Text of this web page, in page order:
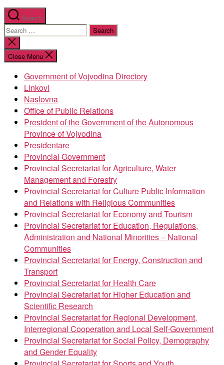
Search
Search
for:
Close
search
Close Menu
Government of Vojvodina Directory
Linkovi
Naslovna
Office of Public Relations
President of the Government of the Autonomous
Province of Vojvodina
Presidentare
Provincial Government
Provincial Secretariat for Agriculture, Water
Management and Forestry
Provincial Secretariat for Culture Public Information
and Relations with Religious Communities
Provincial Secretariat for Economy and Tourism
Provincial Secretariat for Education, Regulations,
Administration and National Minorities – National
Communities
Provincial Secretariat for Energy, Construction and
Transport
Provincial Secretariat for Health Care
Provincial Secretariat for Higher Education and
Scientific Research
Provincial Secretariat for Regional Development,
Interregional Cooperation and Local Self-Government
Provincial Secretariat for Social Policy, Demography
and Gender Equality